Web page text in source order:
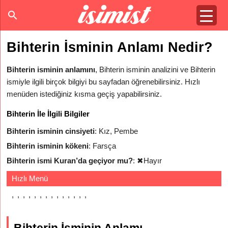
Bihterin İsminin Anlamı Nedir?
Bihterin isminin anlamını, Bihterin isminin analizini ve Bihterin
ismiyle ilgili birçok bilgiyi bu sayfadan öğrenebilirsiniz. Hızlı
menüden istediğiniz kısma geçiş yapabilirsiniz.
Bihterin İle İlgili Bilgiler
Bihterin isminin cinsiyeti: Kız, Pembe
Bihterin isminin kökeni: Farsça
Bihterin ismi Kuran’da geçiyor mu?: ✖Hayır
Hızlı Menü